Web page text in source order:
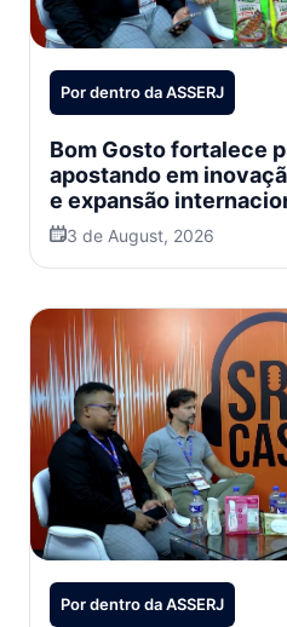
Por dentro da ASSERJ
Bom Gosto fortalece
apostando em
e expansão
3 de August, 2026
Por dentro da ASSERJ